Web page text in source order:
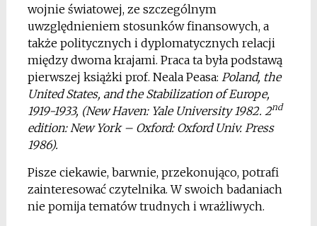
wojnie światowej, ze szczególnym
uwzględnieniem stosunków finansowych, a
także politycznych i dyplomatycznych relacji
między dwoma krajami. Praca ta była podstawą
pierwszej książki prof. Neala Peasa: Poland, the
United States, and the Stabilization of Europe,
1919-1933, (New Haven: Yale University 1982. 2nd
edition: New York – Oxford: Oxford Univ. Press
1986).
Pisze ciekawie, barwnie, przekonująco, potrafi
zainteresować czytelnika. W swoich badaniach
nie pomija tematów trudnych i wrażliwych.